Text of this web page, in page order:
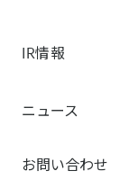
IR情報
ニュース
お問い合わせ